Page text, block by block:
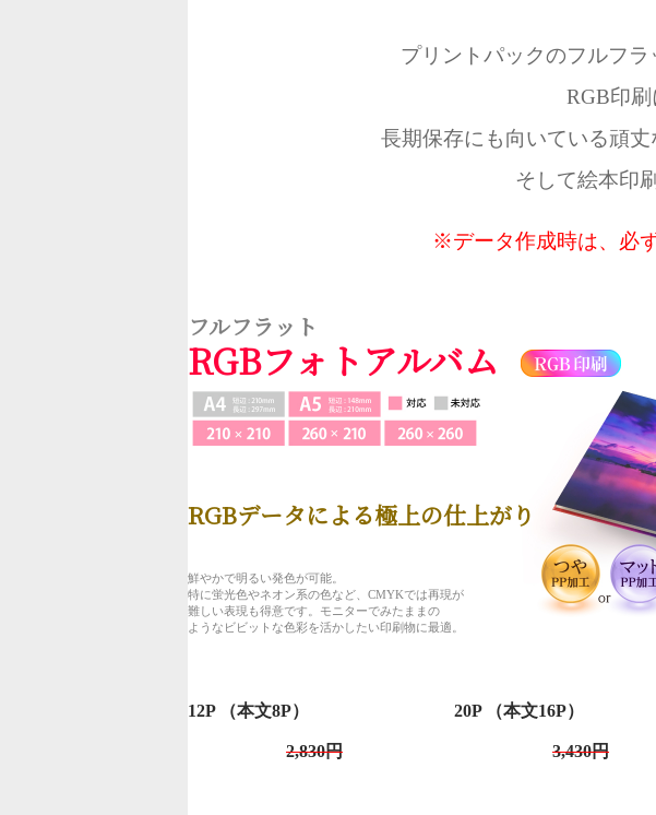
プリントパックのフルフ
RGB印刷
長期保存にも向いている頑丈
そして絵本印
※データ作成時は、必
フルフラット
RGBフォトアルバム
RGBデータによる極上の仕上がり
鮮やかで明るい発色が可能。
特に蛍光色やネオン系の色など、CMYKでは再現が
難しい表現も得意です。モニターでみたままの
ようなビビットな色彩を活かしたい印刷物に最適。
12P （本文8P）
2,830円
20P （本文16P）
3,430円